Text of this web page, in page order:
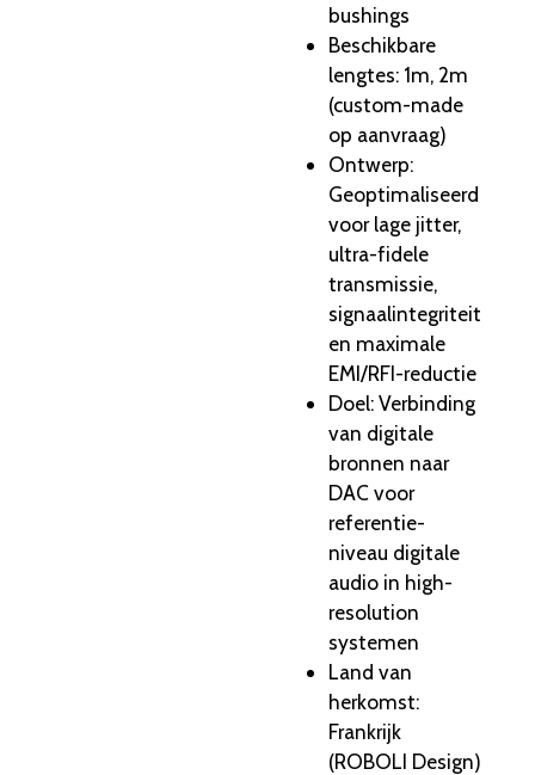
bushings
Beschikbare
lengtes: 1m, 2m
(custom-made
op aanvraag)
Ontwerp:
Geoptimaliseerd
voor lage jitter,
ultra-fidele
transmissie,
signaalintegriteit
en maximale
EMI/RFI-reductie
Doel: Verbinding
van digitale
bronnen naar
DAC voor
referentie-
niveau digitale
audio in high-
resolution
systemen
Land van
herkomst:
Frankrijk
(ROBOLI Design)